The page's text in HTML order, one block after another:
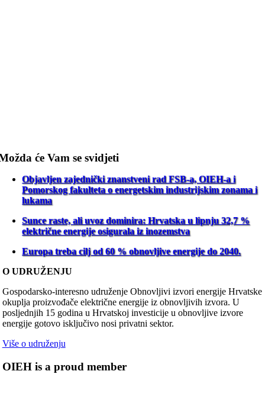
će Vam se svidjeti
Objavljen zajednički znanstveni rad FSB-a, OIEH-a i
Pomorskog fakulteta o energetskim industrijskim zonama i
lukama
Sunce raste, ali uvoz dominira: Hrvatska u lipnju 32,7 %
električne energije osigurala iz inozemstva
Europa treba cilj od 60 % obnovljive energije do 2040.
O UDRUŽENJU
Gospodarsko-interesno udruženje Obnovljivi izvori energije Hrvatske
okuplja proizvođače električne energije iz obnovljivih izvora. U
posljednjih 15 godina u Hrvatskoj investicije u obnovljive izvore
energije gotovo isključivo nosi privatni sektor.
Više o udruženju
OIEH is a proud member